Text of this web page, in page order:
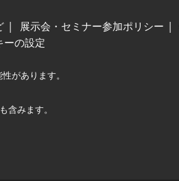
展示会・セミナー参加ポリシー
ーの設定
があります。
みます。